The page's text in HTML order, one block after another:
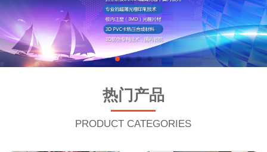
热门产品
PRODUCT CATEGORIES